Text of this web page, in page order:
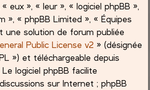
eux », « leur », « logiciel phpBB »,
», « phpBB Limited », « Équipes
une solution de forum publiée
Public License v2 » (désignée
») et téléchargeable depuis
Le logiciel phpBB facilite
sur Internet ; phpBB